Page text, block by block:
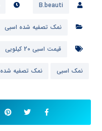
B.beauti
نمک تصفیه شده اسبی
قیمت اسبی 20 کیلویی
نمک اسبی نمک تصفیه شده